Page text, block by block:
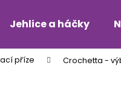
Jehlice a háčky
příze Crochetta -
Co